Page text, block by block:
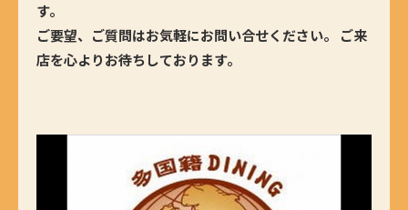
す。
ご要望、ご質問はお気軽にお問い合せください。 ご来
店を心よりお待ちしております。